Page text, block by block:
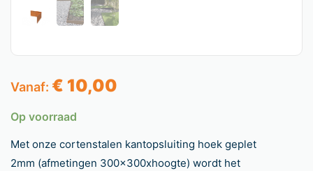
Vanaf: € 10,00
Op voorraad
Met onze cortenstalen kantopsluiting hoek geplet
2mm (afmetingen 300x300xhoogte) wordt het